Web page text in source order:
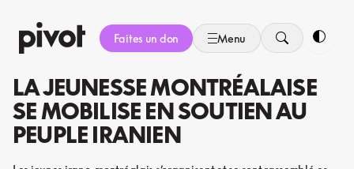
au
contenu
Faites un don Menu
LA JEUNESSE MONTRÉALAISE
SE MOBILISE EN SOUTIEN AU
PEUPLE IRANIEN